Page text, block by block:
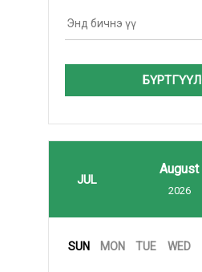
JUL
August
2026
SUN MON TUE WED